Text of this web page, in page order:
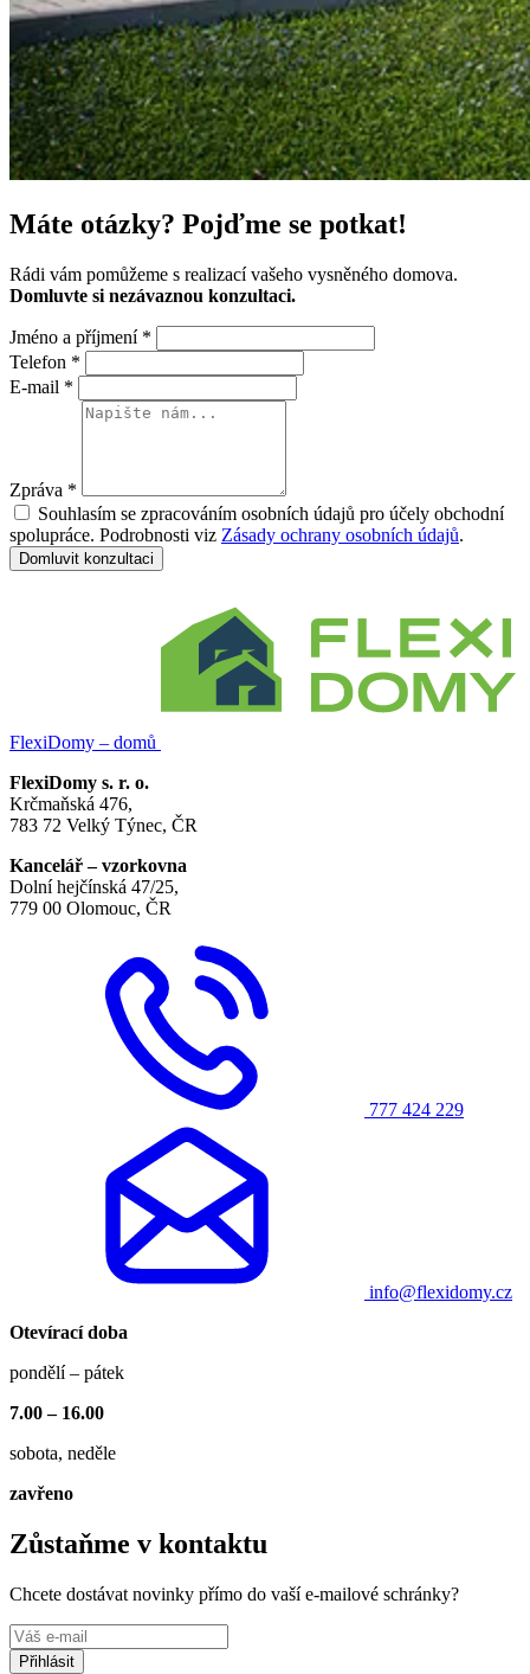
Máte otázky? Pojďme se potkat!
Rádi vám pomůžeme s realizací vašeho vysněného domova.
Domluvte si nezávaznou konzultaci.
Jméno a příjmení *
Telefon *
E-mail *
Zpráva *
Souhlasím se zpracováním osobních údajů pro účely obchodní
spolupráce. Podrobnosti viz Zásady ochrany osobních údajů.
Domluvit konzultaci
FlexiDomy – domů
FlexiDomy s. r. o.
Krčmaňská 476,
783 72 Velký Týnec, ČR
Kancelář – vzorkovna
Dolní hejčínská 47/25,
779 00 Olomouc, ČR
777 424 229
info@flexidomy.cz
Otevírací doba
pondělí – pátek
7.00 – 16.00
sobota, neděle
zavřeno
Zůstaňme v kontaktu
Chcete dostávat novinky přímo do vaší e-mailové schránky?
Přihlásit